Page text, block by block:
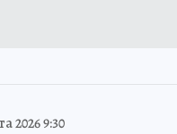
2026 9:30